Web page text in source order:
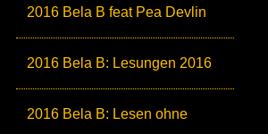
2016 Bela B feat Pea Devlin
2016 Bela B: Lesungen 2016
2016 Bela B: Lesen ohne